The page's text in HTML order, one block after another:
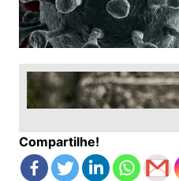
Compartilhe!